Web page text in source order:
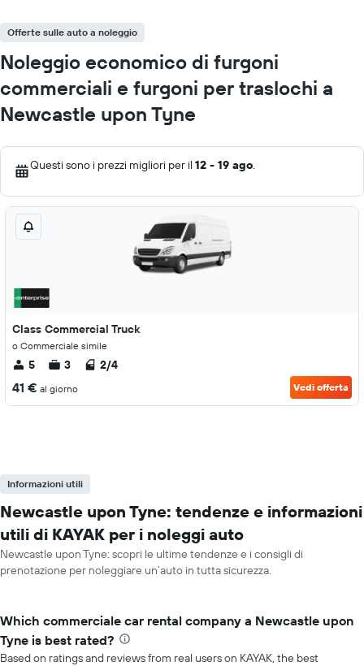
Offerte sulle auto a noleggio
Noleggio economico di furgoni
commerciali e furgoni per traslochi a
Newcastle upon Tyne
Questi sono i prezzi migliori per il 12 - 19 ago.
Class Commercial Truck
o Commerciale simile
5 3 2/4
41 € al giorno Vedi offerta
Informazioni utili
Newcastle upon Tyne: tendenze e informazioni
utili di KAYAK per i noleggi auto
Newcastle upon Tyne: scopri le ultime tendenze e i consigli di
prenotazione per noleggiare un’auto in tutta sicurezza.
Which commerciale car rental company a Newcastle upon
Tyne is best rated?
Based on ratings and reviews from real users on KAYAK, the best